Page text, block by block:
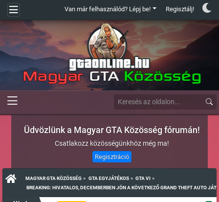
Van már felhasználód? Lépj be! Regisztálj!
Üdvözlünk a Magyar GTA Közösség fórumán!
Csatlakozz közösségünkhöz még ma!
Regisztráció
MAGYAR GTA KÖZÖSSÉG » GTA EGYJÁTÉKOS » GTA VI »
BREAKING: HIVATALOS, DECEMBERBEN JÖN A KÖVETKEZŐ GRAND THEFT AUTO